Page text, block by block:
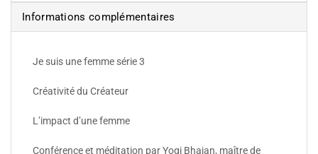
Informations complémentaires
Je suis une femme série 3
Créativité du Créateur
L’impact d’une femme
Conférence et méditation par Yogi Bhajan, maître de